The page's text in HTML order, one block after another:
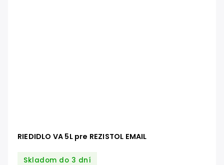
RIEDIDLO VA 5L pre REZISTOL EMAIL
Skladom do 3 dní